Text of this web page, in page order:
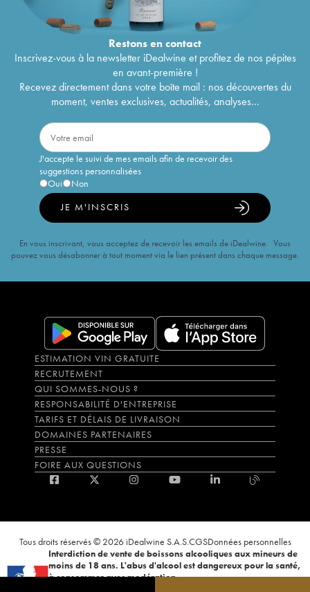
Restons encontact
Inscrivez-vous à la newsletter iDealwine et profitez de nos pépites
en avant-première !
Recevez directement dans votre boîte mail : nos découvertes du
moment, ventes exclusives, actualités, analyses...
J'accepte le suivi de mes emails afin de recevoir des
suggestions personnalisées
Oui
Non
JE M'INSCRIS
En vous inscrivant, vous acceptez de recevoir les emails de iDealwine. Vous
pouvez vous désabonner à tout moment via le lien présent dans chaque message.
ESTIMATION VIN GRATUITE
RECRUTEMENT
QUI SOMMES-NOUS ?
RESPONSABILITÉ D'ENTREPRISE
TARIFS ET DÉLAIS DE LIVRAISON
DOMAINES PARTENAIRES
PRESSE
FOIRE AUX QUESTIONS
Tous droits réservés © 2026 iDealwine S.A.S.CGSDonnées personnelles
Interdiction de vente de boissons alcooliques aux mineurs de
moins de 18 ans. L'abus d'alcool est dangereux pour la santé,
à consommer avec modération.